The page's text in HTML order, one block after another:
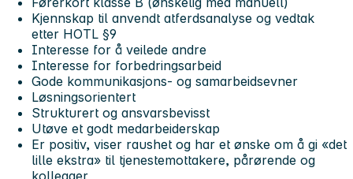
Kjennskap til anvendt atferdsanalyse og vedtak
etter HOTL §9
Interesse for å veilede andre
Interesse for forbedringsarbeid
Gode kommunikasjons- og samarbeidsevner
Løsningsorientert
Strukturert og ansvarsbevisst
Utøve et godt medarbeiderskap
Er positiv, viser raushet og har et ønske om å gi «det
lille ekstra» til tjenestemottakere, pårørende og
kollegaer